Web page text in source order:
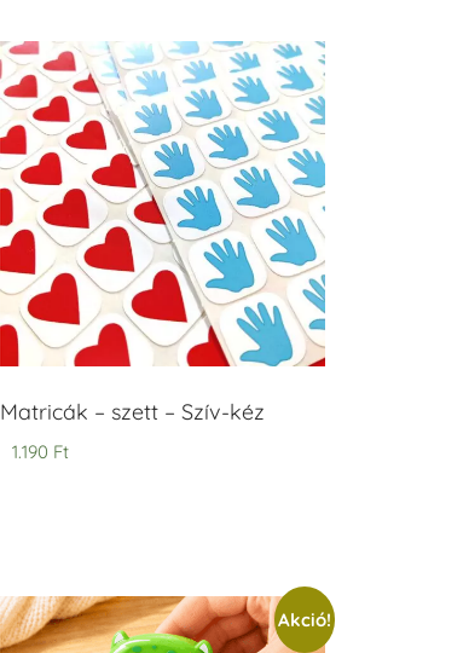
Matricák – szett – Szív-kéz
1.190 Ft
Akció!